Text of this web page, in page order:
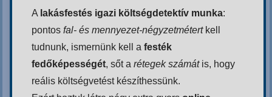
A lakásfestés igazi költségdetektív munka:
pontos fal- és mennyezet-négyzetmétertkell
tudnunk, ismernünk kell a festék
fedőképességét, sőt a rétegek számátis, hogy
reális költségvetést készíthessünk.